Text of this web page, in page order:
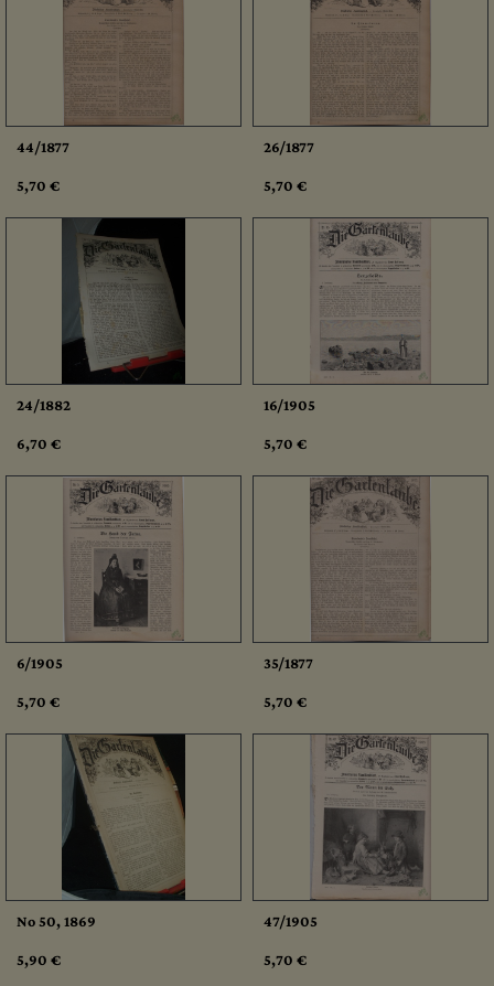
44/1877
5,70 €
26/1877
5,70 €
24/1882
6,70 €
16/1905
5,70 €
6/1905
5,70 €
35/1877
5,70 €
No 50, 1869
5,90 €
47/1905
5,70 €